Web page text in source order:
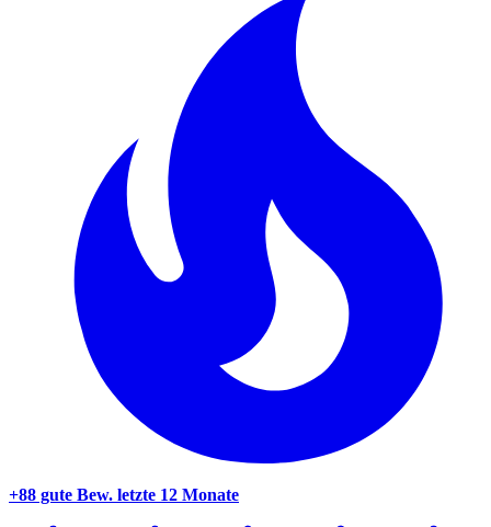
+88 gute Bew. letzte 12 Monate